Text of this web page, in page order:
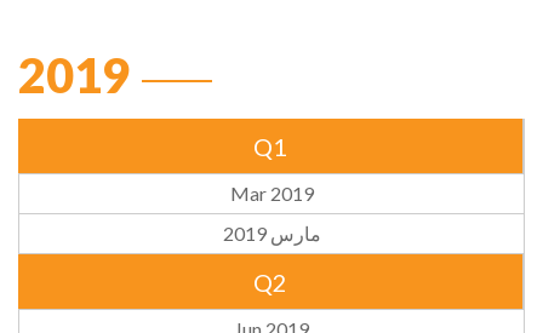
2019
Q1
Mar 2019
مارس 2019
Q2